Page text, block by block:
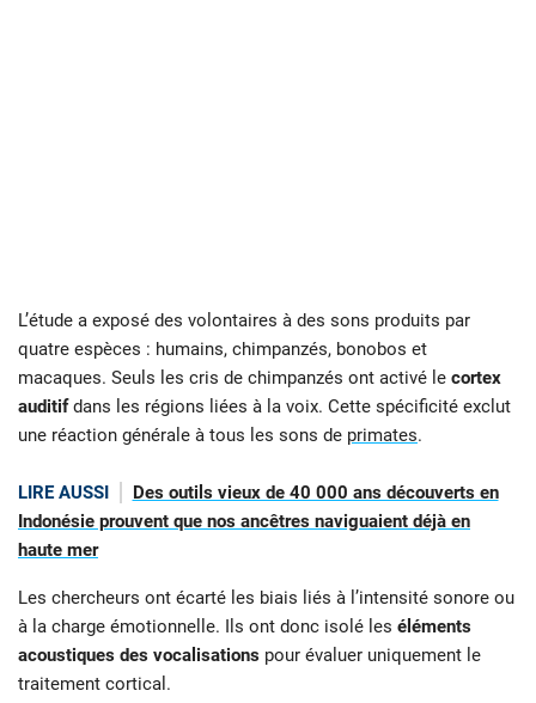
L’étude a exposé des volontaires à des sons produits par
quatre espèces : humains, chimpanzés, bonobos et
macaques. Seuls les cris de chimpanzés ont activé le cortex
auditifdans les régions liées à la voix. Cette spécificité exclut
une réaction générale à tous les sons de primates.
LIRE AUSSI
Des outils vieux de 40 000 ans découverts en
Indonésie prouvent que nos ancêtres naviguaient déjà en
haute mer
Les chercheurs ont écarté les biais liés à l’intensité sonore ou
à la charge émotionnelle. Ils ont donc isolé les éléments
acoustiques des vocalisations pour évaluer uniquement le
traitement cortical.